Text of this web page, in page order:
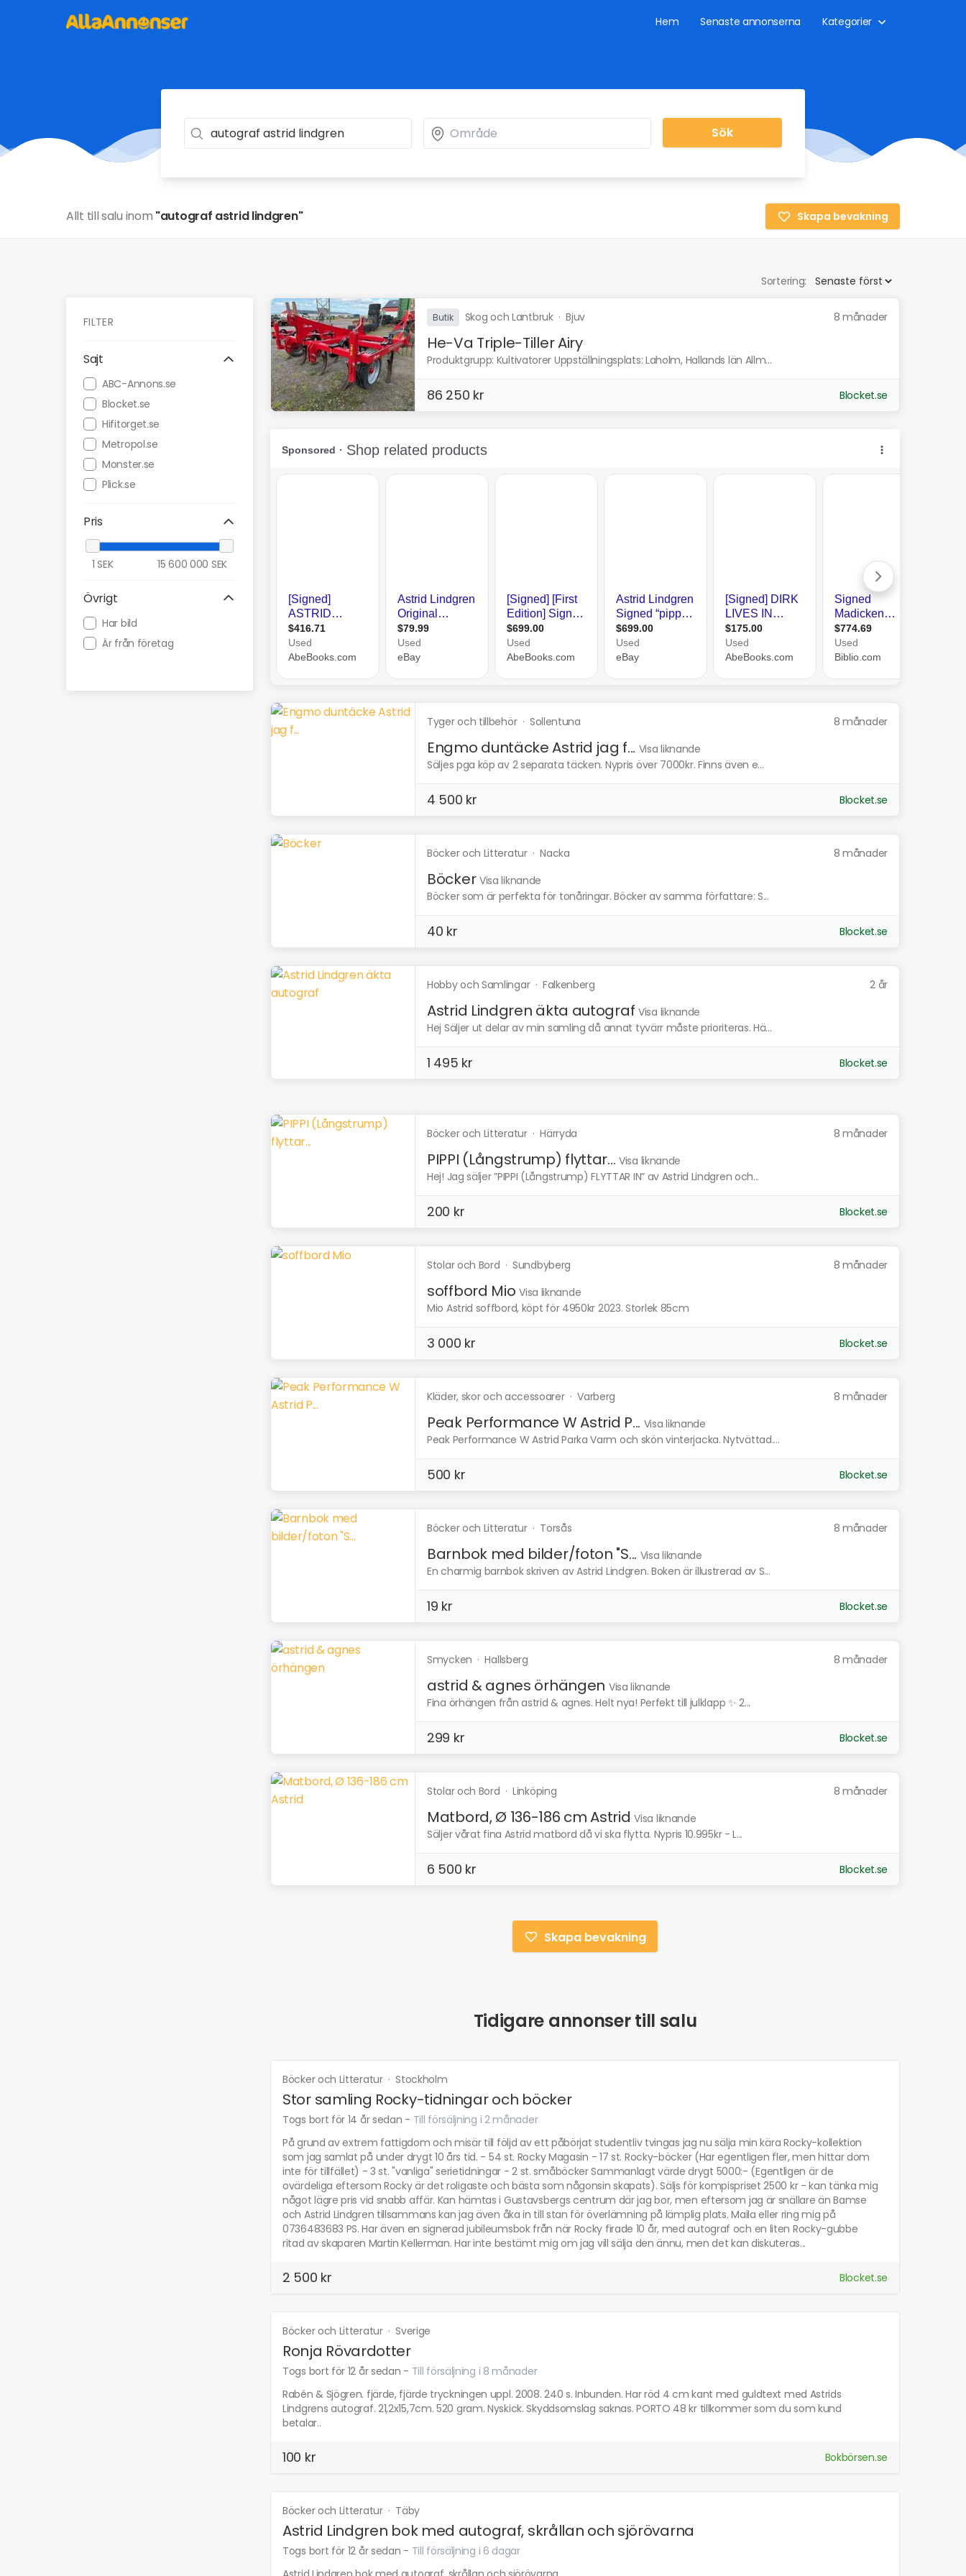
Hem Senaste annonserna Kategorier
Sök
Allt till salu inom "autograf astrid lindgren" Skapa bevakning
Sortering:
FILTER
Sajt
ABC-Annons.se
Blocket.se
Hifitorget.se
Metropol.se
Monster.se
Plick.se
Pris
1 SEK 15 600 000 SEK
Övrigt
Har bild
Är från företag
Butik Skog och Lantbruk·Bjuv 8 månader
He-Va Triple-Tiller Airy
Produktgrupp: Kultivatorer Uppställningsplats: Laholm, Hallands län Allm...
86 250 kr Blocket.se
Tyger och tillbehör· Sollentuna 8 månader
Engmo duntäcke Astrid jag f... Visa liknande
Säljes pga köp av 2 separata täcken. Nypris över 7000kr. Finns även e...
4 500 kr Blocket.se
Böcker och Litteratur·Nacka 8 månader
Böcker Visa liknande
Böcker som är perfekta för tonåringar. Böcker av samma författare: S...
40 kr Blocket.se
Hobby och Samlingar· Falkenberg 2 år
Astrid Lindgren äkta autograf Visa liknande
Hej Säljer ut delar av min samling då annat tyvärr måste prioriteras. Hä...
1 495 kr Blocket.se
Böcker och Litteratur·Härryda 8 månader
PIPPI (Långstrump) flyttar... Visa liknande
Hej! Jag säljer ”PIPPI (Långstrump) FLYTTAR IN” av Astrid Lindgren och...
200 kr Blocket.se
Stolar och Bord · Sundbyberg 8 månader
soffbord Mio Visa liknande
Mio Astrid soffbord, köpt för 4950kr 2023. Storlek 85cm
3 000 kr Blocket.se
Kläder, skor och accessoarer·Varberg 8 månader
Peak Performance W Astrid P... Visa liknande
Peak Performance W Astrid Parka Varm och skön vinterjacka. Nytvättad....
500 kr Blocket.se
Böcker och Litteratur· Torsås 8 månader
Barnbok med bilder/foton "S... Visa liknande
En charmig barnbok skriven av Astrid Lindgren. Boken är illustrerad av S...
19 kr Blocket.se
Smycken ·Hallsberg 8 månader
astrid & agnes örhängen Visa liknande
Fina örhängen från astrid & agnes. Helt nya! Perfekt till julklapp ✨ 2...
299 kr Blocket.se
Stolar och Bord · Linköping 8 månader
Matbord, Ø 136-186 cm Astrid Visa liknande
Säljer vårat fina Astrid matbord då vi ska flytta. Nypris 10.995kr - L...
6 500 kr Blocket.se
Skapa bevakning
Tidigare annonser till salu
Böcker och Litteratur ·Stockholm
Stor samling Rocky-tidningar och böcker
Togs bort för 14 år sedan - Till försäljning i 2 månader
På grund av extrem fattigdom och misär till följd av ett påbörjat studentliv tvingas jag nu sälja min kära Rocky-kollektion
som jag samlat på under drygt 10 års tid. - 54 st. Rocky Magasin - 17 st. Rocky-böcker (Har egentligen fler, men hittar dom
inte för tillfället) - 3 st. "vanliga" serietidningar - 2 st. småböcker Sammanlagt värde drygt 5000:- (Egentligen är de
ovärdeliga eftersom Rocky är det roligaste och bästa som någonsin skapats). Säljs för kompispriset 2500 kr - kan tänka mig
något lägre pris vid snabb affär. Kan hämtas i Gustavsbergs centrum där jag bor, men eftersom jag är snällare än Bamse
och Astrid Lindgren tillsammans kan jag även åka in till stan för överlämning på lämplig plats. Maila eller ring mig på
0736483683 PS. Har även en signerad jubileumsbok från när Rocky firade 10 år, med autograf och en liten Rocky-gubbe
ritad av skaparen Martin Kellerman. Har inte bestämt mig om jag vill sälja den ännu, men det kan diskuteras...
2 500 kr Blocket.se
Böcker och Litteratur ·Sverige
Ronja Rövardotter
Togs bort för 12 år sedan - Till försäljning i 8 månader
Rabén & Sjögren. fjärde, fjärde tryckningen uppl. 2008. 240 s. Inbunden. Har röd 4 cm kant med guldtext med Astrids
Lindgrens autograf. 21,2x15,7cm. 520 gram. Nyskick. Skyddsomslag saknas. PORTO 48 kr tillkommer som du som kund
betalar..
100 kr Bokbörsen.se
Böcker och Litteratur · Täby
Astrid Lindgren bok med autograf, skrållan och sjörövarna
Togs bort för 12 år sedan - Till försäljning i 6 dagar